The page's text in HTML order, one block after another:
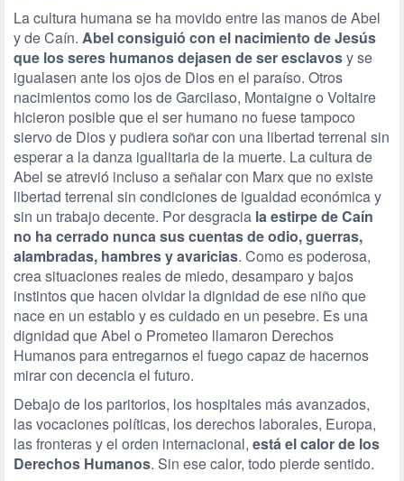
La cultura humana se ha movido entre las manos de Abel
y de Caín. Abel consiguió con el nacimiento de Jesús
que los seres humanos dejasen de ser esclavosy se
igualasen ante los ojos de Dios en el paraíso. Otros
nacimientos como los de Garcilaso, Montaigne o Voltaire
hicieron posible que el ser humano no fuese tampoco
siervo de Dios y pudiera soñar con una libertad terrenal sin
esperar a la danza igualitaria de la muerte. La cultura de
Abel se atrevió incluso a señalar con Marx que no existe
libertad terrenal sin condiciones de igualdad económica y
sin un trabajo decente. Por desgracia la estirpe de Caín
no ha cerrado nunca sus cuentas de odio, guerras,
alambradas, hambres y avaricias. Como es poderosa,
crea situaciones reales de miedo, desamparo y bajos
instintos que hacen olvidar la dignidad de ese niño que
nace en un establo y es cuidado en un pesebre. Es una
dignidad que Abel o Prometeo llamaron Derechos
Humanos para entregarnos el fuego capaz de hacernos
mirar con decencia el futuro.
Debajo de los paritorios, los hospitales más avanzados,
las vocaciones políticas, los derechos laborales, Europa,
las fronteras y el orden internacional, está el calor de los
Derechos Humanos. Sin ese calor, todo pierde sentido.